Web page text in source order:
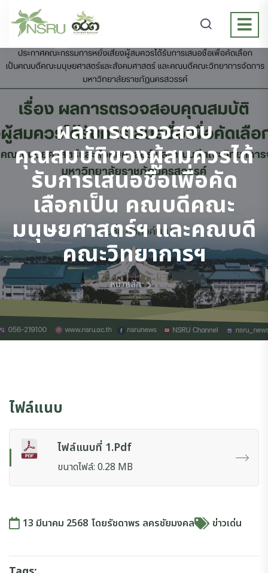
ผลการตรวจสอบ
คุณสมบัติของผู้สมควรได้
รับการเสนอชื่อเพื่อคัด
เลือกเป็น คณบดีคณะ
มนุษยศาสตร์ฯ และคณบดี
คณะวิทยาการฯ
หน้าหลัก
ไฟล์แนบ
ไฟล์แนบที่ 1.pdf
ขนาดไฟล์: 0.28 MB
13 มีนาคม 2568 โดยรัชดาพร ลครชัยมงคล ข่าวเด่น